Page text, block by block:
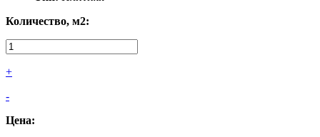
Количество, м2:
+
-
Цена: